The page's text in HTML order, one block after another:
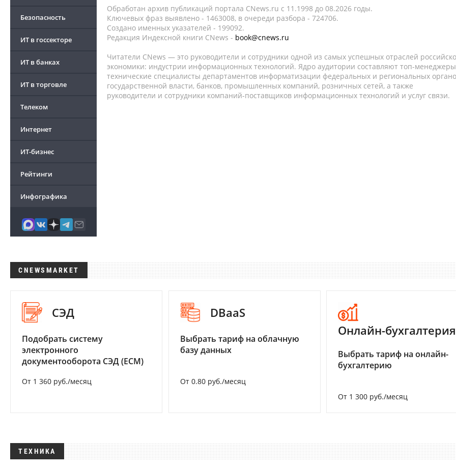
Безопасность
ИТ в госсекторе
ИТ в банках
ИТ в торговле
Телеком
Интернет
ИТ-бизнес
Рейтинги
Инфографика
Обработан архив публикаций портала CNews.ru c 11.1998 до 08.2026 годы.
Ключевых фраз выявлено - 1463008, в очереди разбора - 724706.
Создано именных указателей - 199092.
Редакция Индексной книги CNews - book@cnews.ru
Читатели CNews — это руководители и сотрудники одной из самых успешных отраслей
экономики: индустрии информационных технологий. Ядро аудитории составляют топ-
технические специалисты департаментов информатизации федеральных и региональных
государственной власти, банков, промышленных компаний, розничных сетей, а также
руководители и сотрудники компаний-поставщиков информационных технологий и услуг связи.
CNEWSMARKET
СЭД
Подобрать систему
электронного
документооборота СЭД (ECM)
От 1 360 руб./месяц
DBaaS
Выбрать тариф на облачную
базу данных
От 0.80 руб./месяц
Онлайн-бухгалтерия
Выбрать тариф на онлайн-
бухгалтерию
От 1 300 руб./месяц
ТЕХНИКА